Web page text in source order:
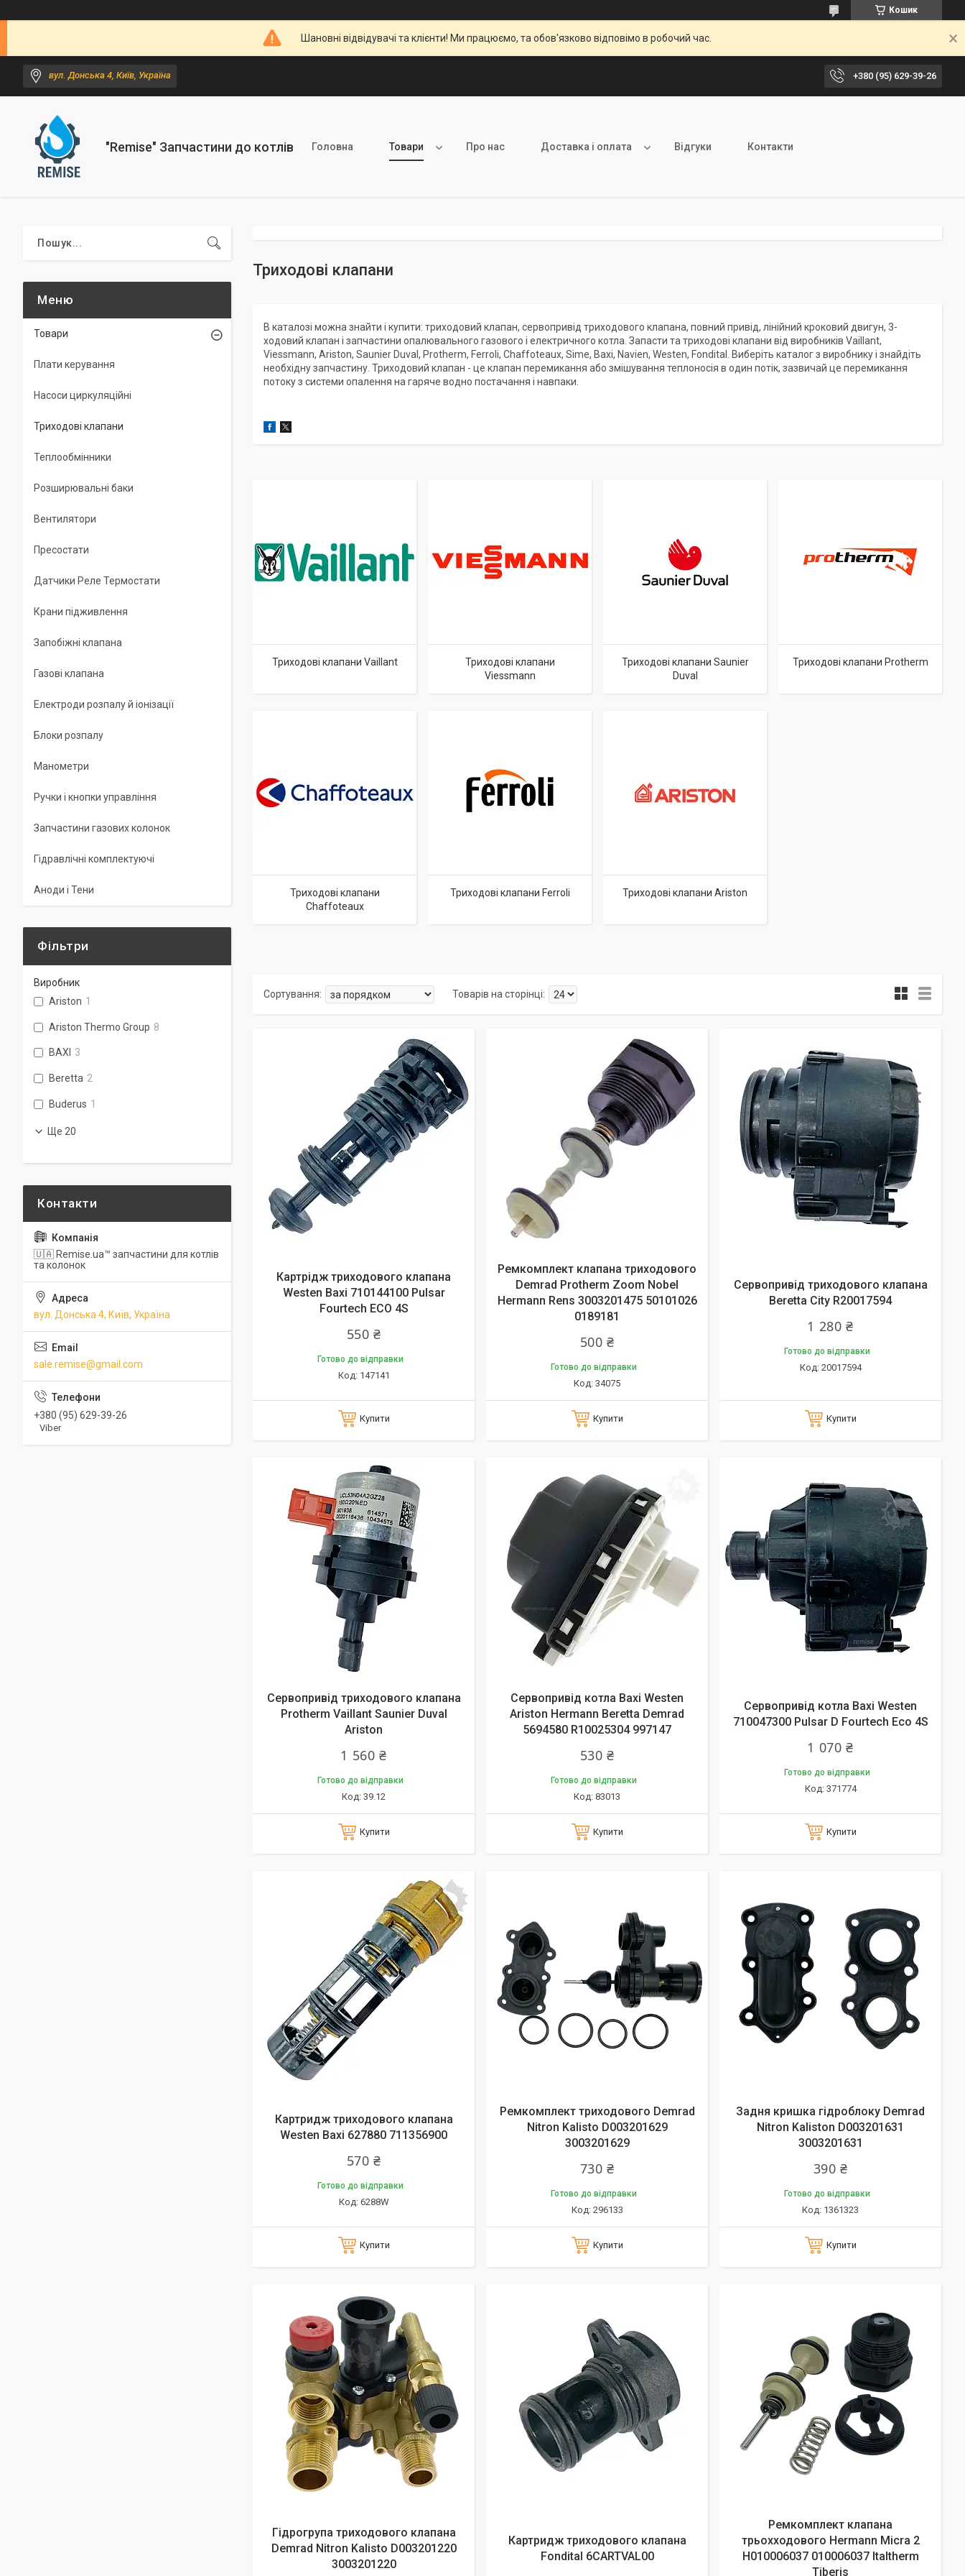
Кошик
Шановні відвідувачі та клієнти! Ми працюємо, та обов'язково відповімо в робочий час.
вул. Донська 4, Київ, Україна +380 (95) 629-39-26
"Remise" Запчастини до котлів Головна Товари Про нас Доставка і оплата Відгуки Контакти
Триходові клапани
В каталозі можна знайти і купити: триходовий клапан, сервопривід триходового клапана, повний привід, лінійний кроковий двигун, 3-
ходовий клапан і запчастини опалювального газового і електричного котла. Запасти та триходові клапани від виробників Vaillant,
Viessmann, Ariston, Saunier Duval, Protherm, Ferroli, Chaffoteaux, Sime, Baxi, Navien, Westen, Fondital. Виберіть каталог з виробнику і знайдіть
необхідну запчастину. Триходовий клапан - це клапан перемикання або змішування теплоносія в один потік, зазвичай це перемикання
потоку з системи опалення на гаряче водно постачання і навпаки.
Триходові клапани Vaillant
Триходові клапани
Viessmann
Триходові клапани Saunier
Duval
Триходові клапани Protherm
Триходові клапани
Chaffoteaux
Триходові клапани Ferroli Триходові клапани Ariston
Картрідж триходового клапана
Westen Baxi 710144100 Pulsar
Fourtech ECO 4S
550 ₴
Готово до відправки
147141
Купити
Ремкомплект клапана триходового
Demrad Protherm Zoom Nobel
Hermann Rens 3003201475 50101026
0189181
500 ₴
Готово до відправки
34075
Купити
Сервопривід триходового клапана
Beretta City R20017594
1 280 ₴
Готово до відправки
20017594
Купити
Сервопривід триходового клапана
Protherm Vaillant Saunier Duval
Ariston
1 560 ₴
Готово до відправки
39.12
Купити
Сервопривід котла Baxi Westen
Ariston Hermann Beretta Demrad
5694580 R10025304 997147
530 ₴
Готово до відправки
83013
Купити
Сервопривід котла Baxi Westen
710047300 Pulsar D Fourtech Eco 4S
1 070 ₴
Готово до відправки
371774
Купити
Картридж триходового клапана
Westen Baxi 627880 711356900
570 ₴
Готово до відправки
6288W
Купити
Ремкомплект триходового Demrad
Nitron Kalisto D003201629
3003201629
730 ₴
Готово до відправки
296133
Купити
Задня кришка гідроблоку Demrad
Nitron Kaliston D003201631
3003201631
390 ₴
Готово до відправки
1361323
Купити
Гідрогрупа триходового клапана
Demrad Nitron Kalisto D003201220
3003201220
Картридж триходового клапана
Fondital 6CARTVAL00
Ремкомплект клапана
трьохходового Hermann Micra 2
H010006037 010006037 Italtherm
Tiberis
Товари
Плати керування
Насоси циркуляційні
Триходові клапани
Теплообмінники
Розширювальні баки
Вентилятори
Пресостати
Датчики Реле Термостати
Крани підживлення
Запобіжні клапана
Газові клапана
Електроди розпалу й іонізації
Блоки розпалу
Манометри
Ручки і кнопки управління
Запчастини газових колонок
Гідравлічні комплектуючі
Аноди і Тени
Фільтри
Виробник
Ariston 1
Ariston Thermo Group 8
BAXI 3
Beretta 2
Buderus 1
Ще 20
🇺🇦 Remise.ua™ запчастини для котлів
та колонок
вул. Донська 4, Київ, Україна
sale.remise@gmail.com
+380 (95) 629-39-26
Viber